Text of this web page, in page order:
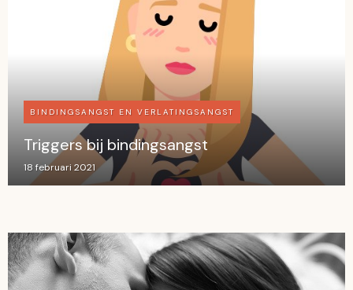
BINDINGSANGST EN VERLATINGSANGST
Triggers bij bindingsangst
18 februari 2021